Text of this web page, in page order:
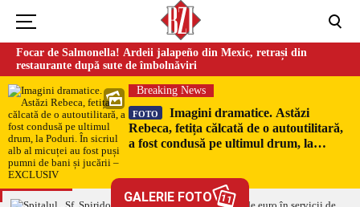
Focar de Salmonella! Ardeii jalapeño din Mexic, retrași din
restaurante după sute de îmbolnăviri
Breaking News
FOTO
Imagini dramatice. Astăzi
Rebeca, fetița călcată de o autoutilitară,
a fost condusă pe ultimul drum, la
EXCLUSIV
GALERIE FOTO 11